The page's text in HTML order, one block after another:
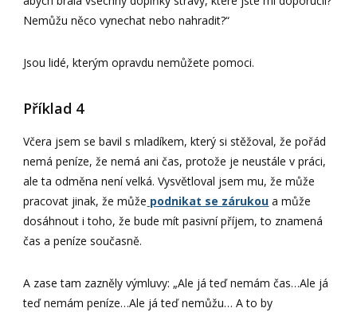
Nemůžu něco vynechat nebo nahradit?“
Jsou lidé, kterým opravdu nemůžete pomoci.
Příklad 4
Včera jsem se bavil s mladíkem, který si stěžoval, že pořád
nemá peníze, že nemá ani čas, protože je neustále v práci,
ale ta odměna není velká. Vysvětloval jsem mu, že může
pracovat jinak, že může podnikat se zárukou a může
dosáhnout i toho, že bude mít pasivní příjem, to znamená
čas a peníze současně.
A zase tam zazněly výmluvy: „Ale já teď nemám čas…Ale já
teď nemám peníze…Ale já teď nemůžu… A to by